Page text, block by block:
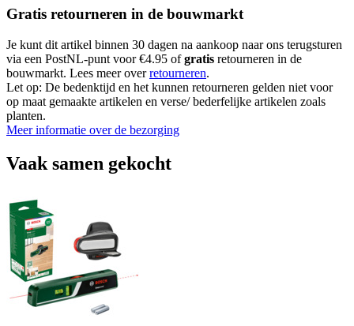
Gratis retourneren in de bouwmarkt
Je kunt dit artikel binnen 30 dagen na aankoop naar ons terugsturen
via een PostNL-punt voor €4.95 ofgratis retourneren in de
bouwmarkt. Lees meer overretourneren.
Let op: De bedenktijd en het kunnen retourneren gelden niet voor
op maat gemaakte artikelen en verse/ bederfelijke artikelen zoals
planten.
Meer informatie over de bezorging
Vaak samen gekocht